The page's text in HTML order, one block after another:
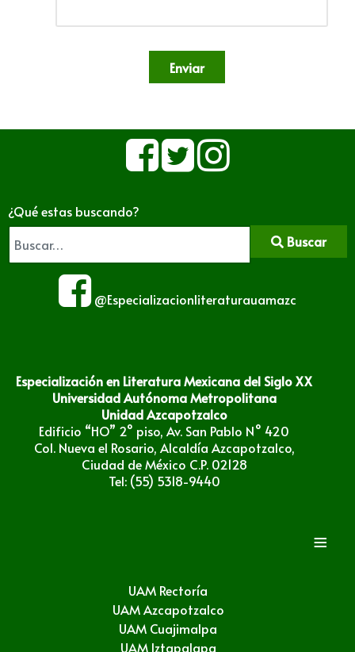
Enviar
¿Qué estas buscando?
Buscar
@Especializacionliteraturauamazc
Especialización en Literatura Mexicana del Siglo XX
Universidad Autónoma Metropolitana
Unidad Azcapotzalco
Edificio “HO” 2° piso, Av. San Pablo N° 420
Col. Nueva el Rosario, Alcaldía Azcapotzalco,
Ciudad de México C.P. 02128
Tel: (55) 5318-9440
≡
UAM Rectoría
UAM Azcapotzalco
UAM Cuajimalpa
UAM Iztapalapa